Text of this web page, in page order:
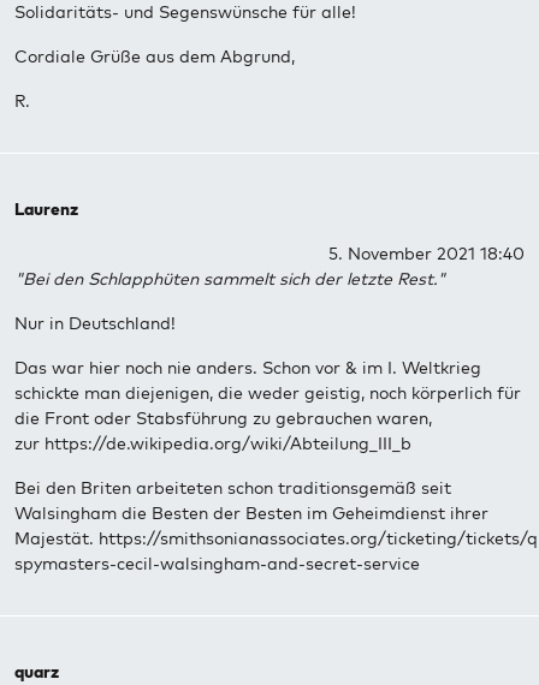
Solidaritäts- und Segenswünsche für alle!
Cordiale Grüße aus dem Abgrund,
R.
Laurenz
5. November 2021 18:40
"Bei den Schlapphüten sammelt sich der letzte Rest."
Nur in Deutschland!
Das war hier noch nie anders. Schon vor & im I. Weltkrieg
schickte man diejenigen, die weder geistig, noch körperlich für
die Front oder Stabsführung zu gebrauchen waren,
zur https://de.wikipedia.org/wiki/Abteilung_III_b
Bei den Briten arbeiteten schon traditionsgemäß seit
Walsingham die Besten der Besten im Geheimdienst ihrer
Majestät. https://smithsonianassociates.org/ticketing/tickets/
spymasters-cecil-walsingham-and-secret-service
quarz